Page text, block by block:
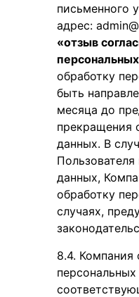
письменного
адрес:
«отзыв
обработку
быть
месяца до
прекращения
данных. В
данных,
обработку
случаях,
Компания